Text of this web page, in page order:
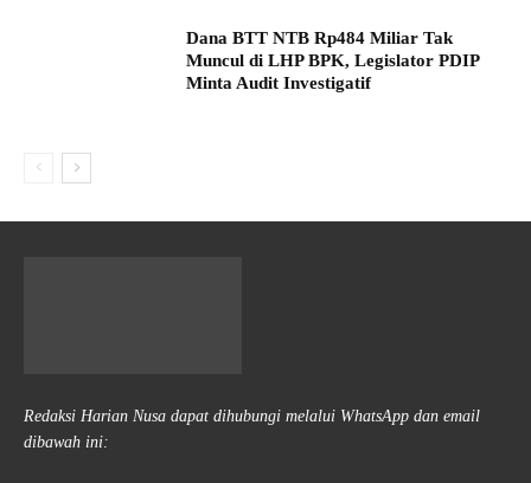
Dana BTT NTB Rp484 Miliar Tak
Muncul di LHP BPK, Legislator PDIP
Minta Audit Investigatif
Redaksi Harian Nusa dapat dihubungi melalui WhatsApp dan email
dibawah ini: